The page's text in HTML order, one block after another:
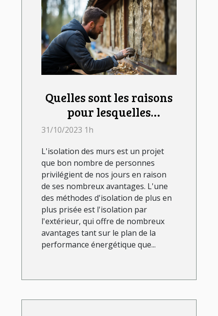
Quelles sont les raisons
pour lesquelles
l'isolation des murs par
avantageux ?
31/10/2023 1h
L'isolation des murs est un projet
que bon nombre de personnes
privilégient de nos jours en raison
de ses nombreux avantages. L'une
des méthodes d'isolation de plus en
plus prisée est l'isolation par
l'extérieur, qui offre de nombreux
avantages tant sur le plan de la
performance énergétique que...